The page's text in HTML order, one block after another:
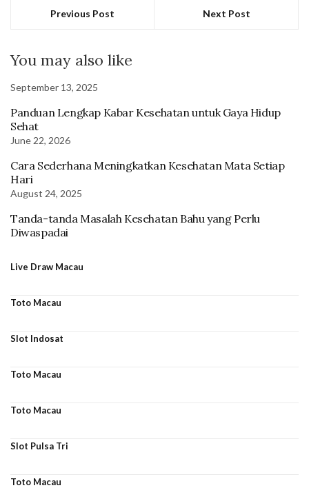
Previous Post Next Post
You may also like
September 13, 2025
Panduan Lengkap Kabar Kesehatan untuk Gaya Hidup
Sehat
June 22, 2026
Cara Sederhana Meningkatkan Kesehatan Mata Setiap
Hari
August 24, 2025
Tanda-tanda Masalah Kesehatan Bahu yang Perlu
Diwaspadai
Live Draw Macau
Toto Macau
Slot Indosat
Toto Macau
Toto Macau
Slot Pulsa Tri
Toto Macau